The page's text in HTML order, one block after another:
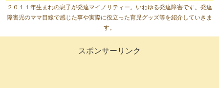
２０１１年生まれの息子が発達マイノリティー。いわゆる発達障害です。発達
障害児のママ目線で感じた事や実際に役立った育児グッズ等を紹介していきま
す。
スポンサーリンク